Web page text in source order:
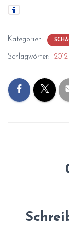
Kategorien:
Schlagwörter: 2012